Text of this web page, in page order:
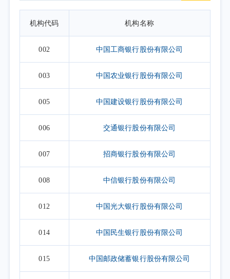
机构代码 机构名称
002 中国工商银行股份有限公司
003 中国农业银行股份有限公司
005 中国建设银行股份有限公司
006 交通银行股份有限公司
007 招商银行股份有限公司
008 中信银行股份有限公司
012 中国光大银行股份有限公司
014 中国民生银行股份有限公司
015 中国邮政储蓄银行股份有限公司